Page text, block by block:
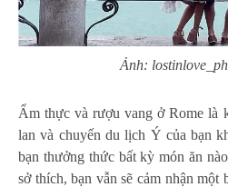
Ảnh:
Ẩm thực và rượu vang ở Rome là
lan và chuyến du lịch Ý của bạn
bạn thưởng thức bất kỳ món ăn
sở thích, bạn vẫn sẽ cảm nhận một